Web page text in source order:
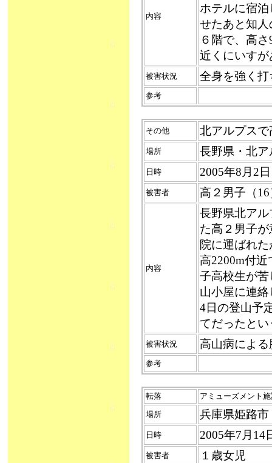
内容
ホテルに宿
せたあと知
６階で、高
近くにいす
被害状況 全身を強く打
参考
その他 北アルプスで
場所 長野県・北
日時 2005年8月2
被害者 高２男子（16
内容
長野県北ア
た高２男子
院に運ばれ
高2200m付
子高校生が
山小屋に連
4日の登山予
てだったとい
被害状況 高山病によ
参考
転落
アミューズメント
場所
兵庫県姫路
日時 2005年7月14
被害者 １歳女児